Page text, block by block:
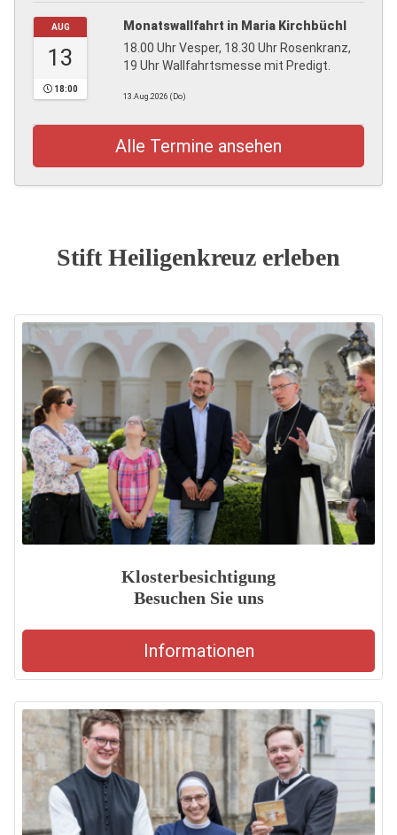
AUG
13
18:00
Monatswallfahrt in Maria Kirchbüchl
18.00 Uhr Vesper, 18.30 Uhr Rosenkranz,
19 Uhr Wallfahrtsmesse mit Predigt.
13.Aug.2026 (Do)
Alle Termine ansehen
Stift Heiligenkreuz erleben
Klosterbesichtigung
Besuchen Sie uns
Informationen